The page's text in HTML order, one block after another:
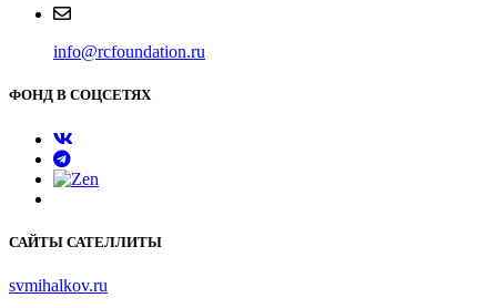
info@rcfoundation.ru
ФОНД В СОЦСЕТЯХ
САЙТЫ САТЕЛЛИТЫ
svmihalkov.ru